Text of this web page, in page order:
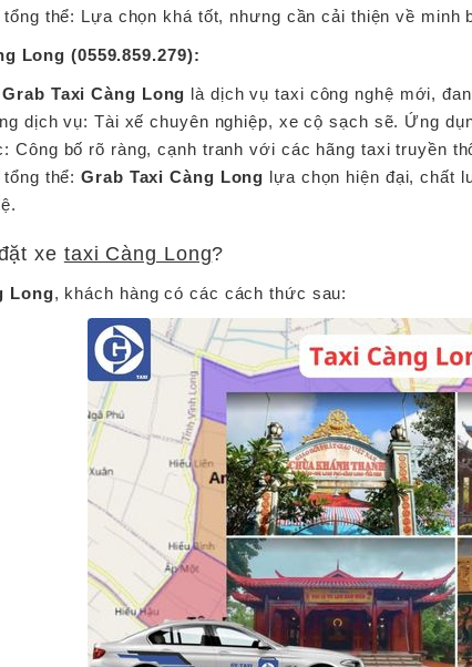
thể: Lựa chọn khá tốt, nhưng cần cải thiện về minh
Long (0559.859.279):
Grab Taxi Càng Long là dịch vụ taxi công nghệ mới,
dịch vụ: Tài xế chuyên nghiệp, xe cộ sạch sẽ. Ứng
Công bố rõ ràng, cạnh tranh với các hãng taxi truyền
tổng thể:Grab Taxi Càng Long lựa chọn hiện đại, chất
xe taxi Càng Long?
Long, khách hàng có các cách thức sau: